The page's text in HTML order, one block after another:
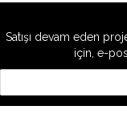
Satışı devam eden
için, e-